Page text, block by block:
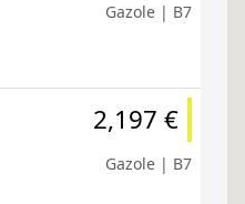
Gazole | B7
2,197 €
Gazole | B7